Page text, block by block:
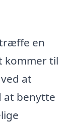
en
kommer til
at
at benytte